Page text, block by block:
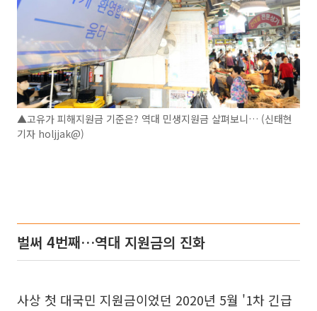
▲고유가 피해지원금 기준은? 역대 민생지원금 살펴보니… (신태현
기자 holjjak@)
벌써 4번째…역대 지원금의 진화
사상 첫 대국민 지원금이었던 2020년 5월 '1차 긴급